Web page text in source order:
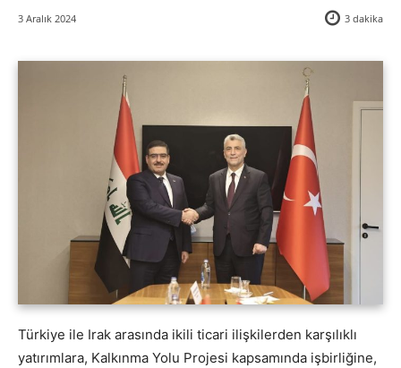
3 Aralık 2024 3 dakika
Türkiye ile Irak arasında ikili ticari ilişkilerden karşılıklı
yatırımlara, Kalkınma Yolu Projesi kapsamında işbirliğine,